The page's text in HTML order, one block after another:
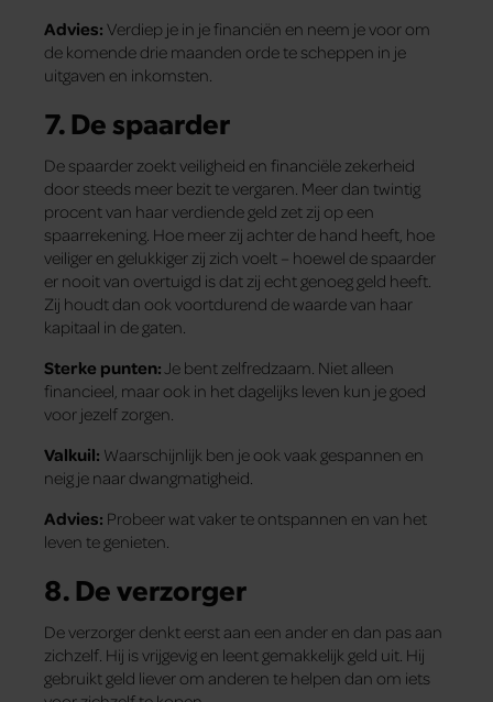
Advies: Verdiep je in je financiën en neem je voor om
de komende drie maanden orde te scheppen in je
uitgaven en inkomsten.
7. De spaarder
De spaarder zoekt veiligheid en financiële zekerheid
door steeds meer bezit te vergaren. Meer dan twintig
procent van haar verdiende geld zet zij op een
spaarrekening. Hoe meer zij achter de hand heeft, hoe
veiliger en gelukkiger zij zich voelt – hoewel de spaarder
er nooit van overtuigd is dat zij echt genoeg geld heeft.
Zij houdt dan ook voortdurend de waarde van haar
kapitaal in de gaten.
Sterke punten:Je bent zelfredzaam. Niet alleen
financieel, maar ook in het dagelijks leven kun je goed
voor jezelf zorgen.
Valkuil: Waarschijnlijk ben je ook vaak gespannen en
neig je naar dwangmatigheid.
Advies: Probeer wat vaker te ontspannen en van het
leven te genieten.
8. De verzorger
De verzorger denkt eerst aan een ander en dan pas aan
zichzelf. Hij is vrijgevig en leent gemakkelijk geld uit. Hij
gebruikt geld liever om anderen te helpen dan om iets